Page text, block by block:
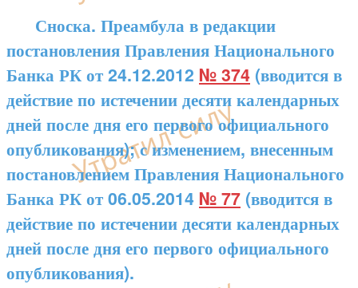
Сноска. Преамбула в редакции
постановления Правления Национального
Банка РК от 24.12.2012 № 374 (вводится в
действие по истечении десяти календарных
дней после дня его первого официального
опубликования); с изменением, внесенным
постановлением Правления Национального
Банка РК от 06.05.2014 № 77 (вводится в
действие по истечении десяти календарных
дней после дня его первого официального
опубликования).